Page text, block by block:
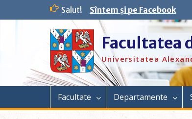
Salut! Sîntem și pe Facebook
Facultatea
Universitatea
Facultate Departamente